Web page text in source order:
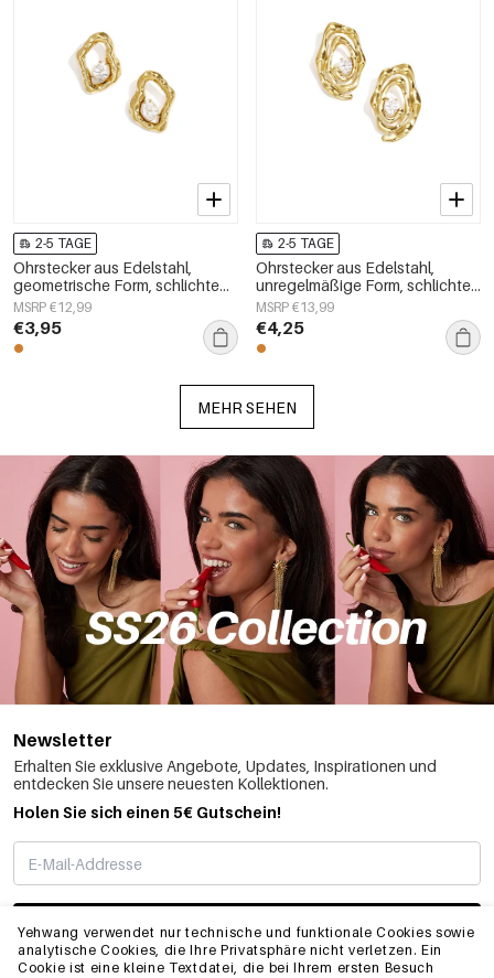
Yehwang verwendet nur technische und funktionale Cookies sowie
analytische Cookies, die Ihre Privatsphäre nicht verletzen. Ein
Cookie ist eine kleine Textdatei, die bei Ihrem ersten Besuch
2-5 TAGE
Ohrstecker aus Edelstahl,
geometrische Form, schlichte
Alltags-Serie, Damenschmuck
MSRP €12,99
€3,95
2-5 TAGE
Ohrstecker aus Edelstahl,
unregelmäßige Form, schlichte
Alltags-Serie, Damenschmuck
MSRP €13,99
€4,25
MEHR SEHEN
Newsletter
Erhalten Sie exklusive Angebote, Updates, Inspirationen und
entdecken Sie unsere neuesten Kollektionen.
Holen Sie sich einen 5€ Gutschein!
ABONNIEREN